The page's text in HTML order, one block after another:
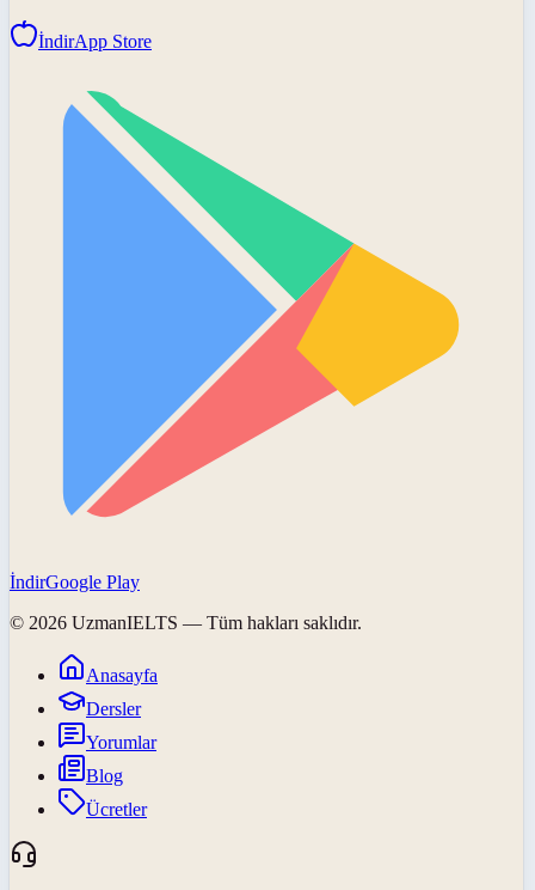
İndirApp Store
İndirGoogle Play
© 2026 UzmanIELTS — Tüm hakları saklıdır.
Anasayfa
Dersler
Yorumlar
Blog
Ücretler